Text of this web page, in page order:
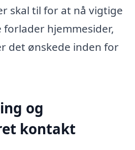
skal til for at nå vigtige
forlader hjemmesider,
det ønskede inden for
og
kontakt